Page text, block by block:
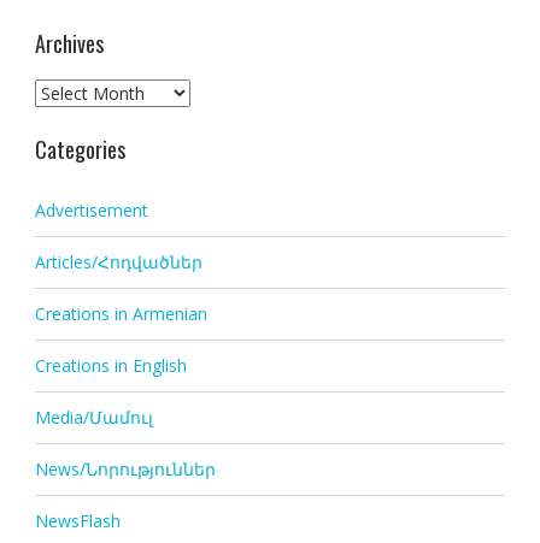
Archives
Archives
Categories
Advertisement
Articles/Հոդվածներ
Creations in Armenian
Creations in English
Media/Մամուլ
News/Նորություններ
NewsFlash